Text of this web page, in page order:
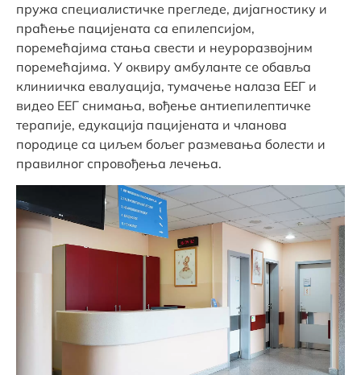
пружа специалистичке прегледе, дијагностику и
праћење пацијената са епилепсијом,
поремећајима стања свести и неуроразвојним
поремећајима. У оквиру амбуланте се обавља
клиниичка евалуација, тумачење налаза ЕЕГ и
видео ЕЕГ снимања, вођење антиепилептичке
терапије, едукација пацијената и чланова
породице са циљем бољег размевања болести и
правилног спровођења лечења.